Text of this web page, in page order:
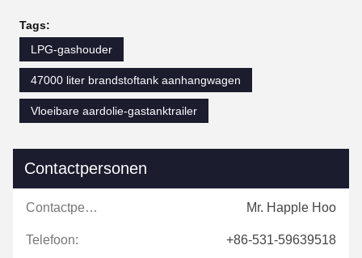
Tags:
LPG-gashouder
47000 liter brandstoftank aanhangwagen
Vloeibare aardolie-gastanktrailer
Contactpersonen
Contactpersonen: Mr. Happle Hoo
Telefoon: +86-531-59639518